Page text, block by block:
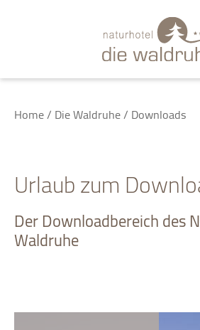
Home/ Die Waldruhe/ Downloads
Urlaub zum
Der Downloadbereich des
Waldruhe